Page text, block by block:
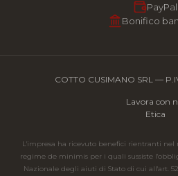
PayPal
Bonifico
COTTO CUSIMANO SRL —
Lavora con
Etica
L'impresa ha ricevuto benefici rientranti
regime de minimis per i quali sussiste
Nazionale degli aiuti di Stato di cui all'art. 52